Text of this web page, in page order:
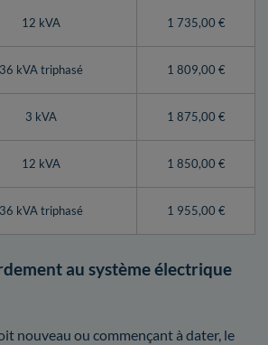
12 kVA 1 735,00 €
36 kVA triphasé 1 809,00 €
3 kVA 1 875,00 €
12 kVA 1 850,00 €
36 kVA triphasé 1 955,00 €
au système électrique
nouveau ou commençant à dater, le